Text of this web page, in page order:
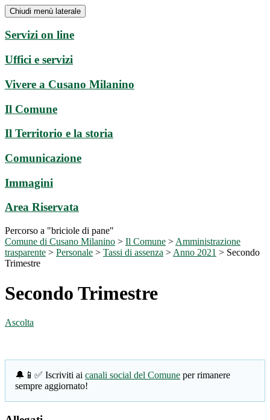
Chiudi menù laterale
Servizi on line
Uffici e servizi
Vivere a Cusano Milanino
Il Comune
Il Territorio e la storia
Comunicazione
Immagini
Area Riservata
Percorso a "briciole di pane"
Comune di Cusano Milanino > Il Comune > Amministrazione
trasparente > Personale > Tassi di assenza > Anno 2021 > Secondo
Trimestre
Secondo Trimestre
Ascolta
🔔📱✅ Iscriviti ai canali social del Comune per rimanere
sempre aggiornato!